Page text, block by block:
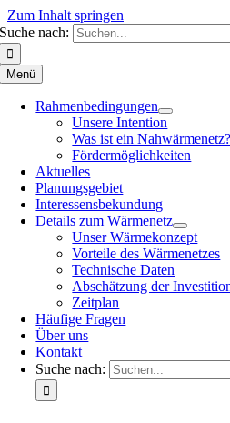
Zum Inhalt springen
Suche nach:
Menü
Rahmenbedingungen
Unsere Intention
Was ist ein Nahwärmenetz?
Fördermöglichkeiten
Aktuelles
Planungsgebiet
Interessensbekundung
Details zum Wärmenetz
Unser Wärmekonzept
Vorteile des Wärmenetzes
Technische Daten
Abschätzung der
Zeitplan
Häufige Fragen
Über uns
Kontakt
Suche nach: